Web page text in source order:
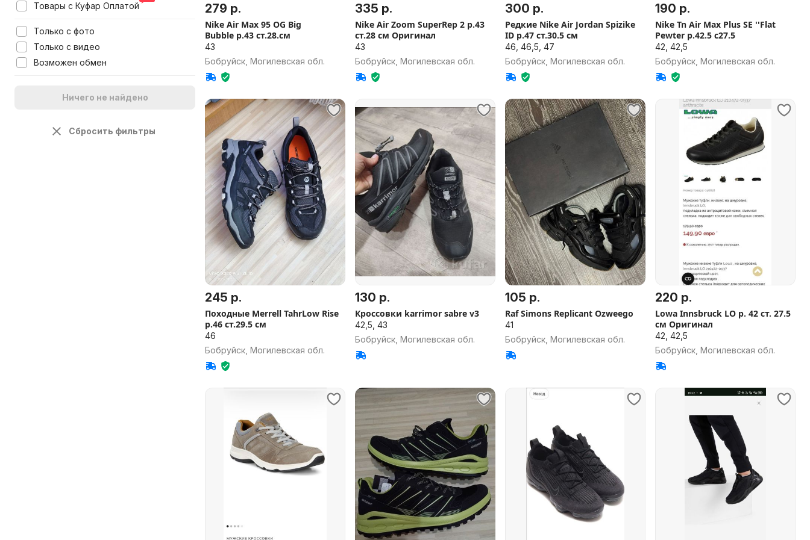
Товары с Куфар Оплатой
Только с фото
Только с видео
Возможен обмен
Ничего не найдено
Сбросить фильтры
279 р.
Nike Air Max 95 OG Big
Bubble р.43 ст.28.см
43
Бобруйск, Могилевская обл.
335 р.
Nike Air Zoom SuperRep 2 р.43
ст.28 см Оригинал
43
Бобруйск, Могилевская обл.
300 р.
Редкие Nike Air Jordan Spizike
ID р.47 ст.30.5 см
46, 46,5, 47
Бобруйск, Могилевская обл.
190 р.
Nike Tn Air Max Plus SE ''Flat
Pewter р.42.5 с27.5
42, 42,5
Бобруйск, Могилевская обл.
245 р.
Походные Merrell TahrLow Rise
р.46 ст.29.5 см
46
Бобруйск, Могилевская обл.
130 р.
Кроссовки karrimor sabre v3
42,5, 43
Бобруйск, Могилевская обл.
105 р.
Raf Simons Replicant Ozweego
41
Бобруйск, Могилевская обл.
220 р.
Lowa Innsbruck LO р. 42 ст. 27.5
см Оригинал
42, 42,5
Бобруйск, Могилевская обл.